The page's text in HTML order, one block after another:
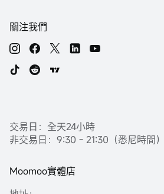
關注我們
交易日：全天24小時
非交易日：9:30 - 21:30（悉尼時間）
Moomoo實體店